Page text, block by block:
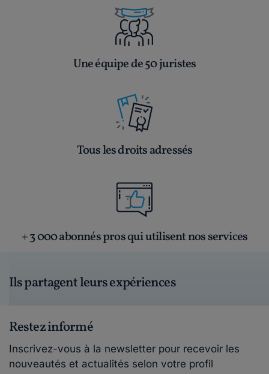
Une équipe de 50 juristes
Tous les droits adressés
+ 3 000 abonnés pros qui utilisent nos services
Ils partagent leurs expériences
Restez informé
Inscrivez-vous à la newsletter pour recevoir les
nouveautés et actualités selon votre profil